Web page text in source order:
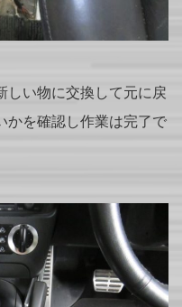
しい物に交換して元に戻
かを確認し作業は完了で